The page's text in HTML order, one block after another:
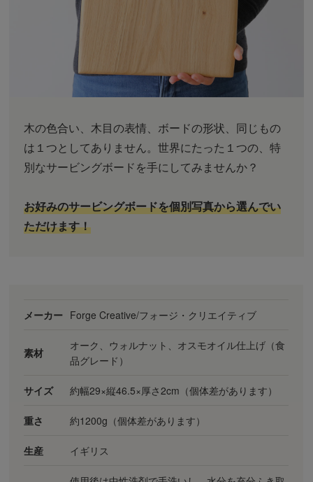
木の色合い、木目の表情、ボードの形状、同じもの
は１つとしてありません。世界にたった１つの、特
別なサービングボードを手にしてみませんか？
お好みのサービングボードを個別写真から選んでい
ただけます！
メーカー Forge Creative/フォージ・クリエイティブ
素材
オーク、ウォルナット、オスモオイル仕上げ（食
品グレード）
サイズ 約幅29×縦46.5×厚さ2cm（個体差があります）
重さ 約1200g（個体差があります）
生産 イギリス